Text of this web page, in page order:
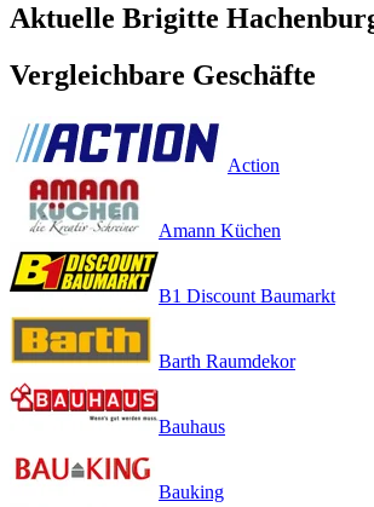
Aktuelle Brigitte
Vergleichbare Geschäfte
Action
Amann Küchen
B1 Discount Baumarkt
Barth Raumdekor
Bauhaus
Bauking